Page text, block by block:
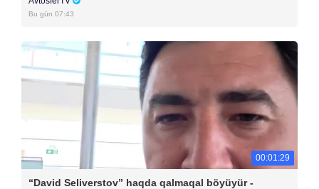
Bu gün 07:43
00:01:29
“David Seliverstov” haqda qalmaqal böyüyür -